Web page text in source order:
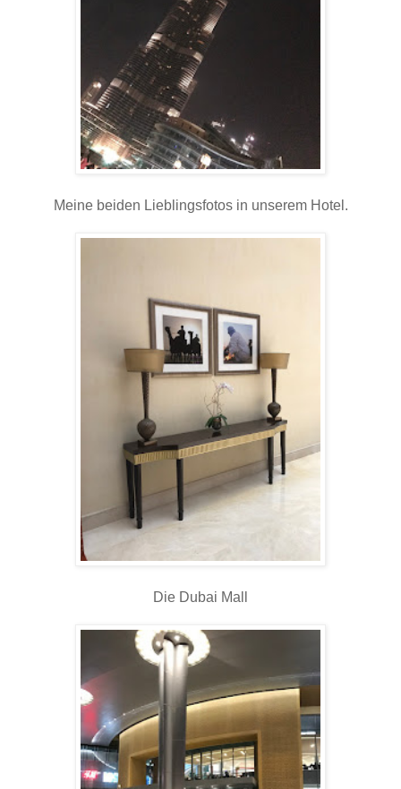
Meine beiden Lieblingsfotos in unserem Hotel.
Die Dubai Mall